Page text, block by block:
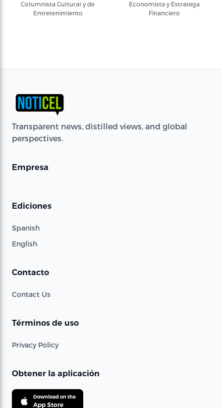
Columnista Cultural y de
Entretenimiento
Economista y Estratega
Financiero
Transparent news, distilled views, and global
perspectives.
Empresa
Ediciones
Spanish
English
Contacto
Contact Us
Términos de uso
Privacy Policy
Obtener la aplicación
Download on the
App Store